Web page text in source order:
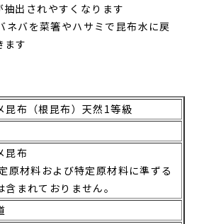
出されやすくなります
ネバを菜箸やハサミで昆布水に戻
ます
昆布（根昆布）天然1等級
昆布
原材料および特定原材料に準ずる
含まれておりません。